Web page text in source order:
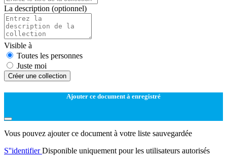
La description (optionnel)
Visible à
Toutes les personnes
Juste moi
Créer une collection
Ajouter ce document à enregistré
Vous pouvez ajouter ce document à votre liste sauvegardée
S''identifierDisponible uniquement pour les utilisateurs autorisés